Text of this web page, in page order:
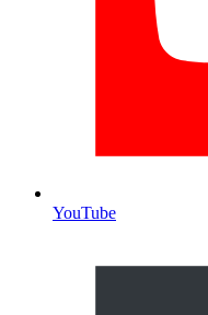
YouTube